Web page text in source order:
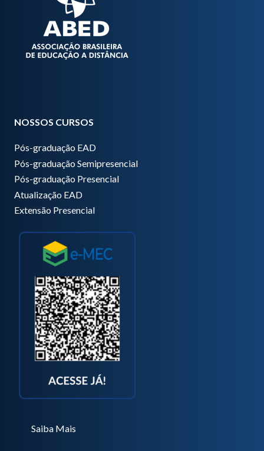
NOSSOS CURSOS
Pós-graduação EAD
Pós-graduação Semipresencial
Pós-graduação Presencial
Atualização EAD
Extensão Presencial
Saiba Mais